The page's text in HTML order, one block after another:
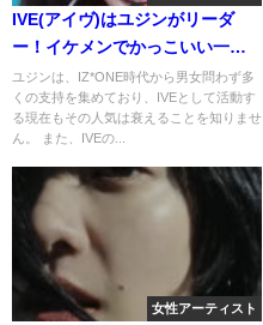
IVE(アイヴ)はユジンがリーダ
ー！イケメンでかっこいい一面
に注目してみた！
ユジンは、IZ*ONE時代から男女問わず多
くの支持を集めており、IVEとして活動す
る現在もその人気は衰えることを知りませ
ん。 また、IVEの...
女性アーティスト